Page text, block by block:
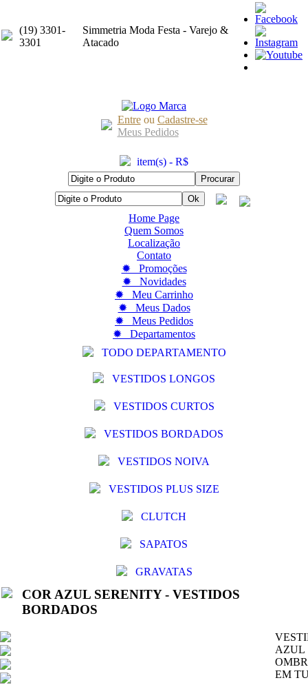
(19) 3301-
3301
Simmetria Moda Festa - Varejo &
Atacado
Entre ou Cadastre-se
Meus Pedidos
item(s) - R$
Home Page
Quem Somos
Localização
Contato
✹ Promoções
✹ Novidades
✹ Meu Carrinho
✹ Meus Dados
✹ Meus Pedidos
✹ Departamentos
TODO DEPARTAMENTO
VESTIDOS LONGOS
VESTIDOS CURTOS
VESTIDOS BORDADOS
VESTIDOS NOIVA
VESTIDOS PLUS SIZE
CLUTCH
SAPATOS
GRAVATAS
COR AZUL SERENITY - VESTIDOS
BORDADOS
AZUL
EM